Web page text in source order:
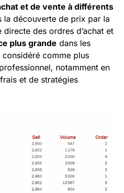
et de vente à différents
la découverte de prix par la
des ordres d’achat et
plus grande dans les
comme plus
notamment en
et de stratégies